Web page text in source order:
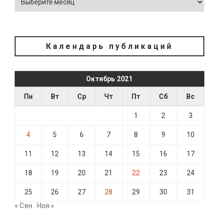
Календарь публикаций
Октябрь 2021
Пн Вт Ср Чт Пт Сб Вс
1 2 3
4 5 6 7 8 9 10
11 12 13 14 15 16 17
18 19 20 21 22 23 24
25 26 27 28 29 30
31
« Сен
Ноя »